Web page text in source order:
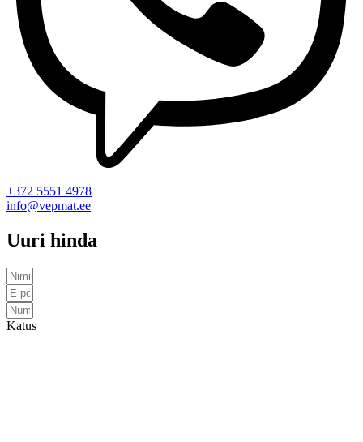
+372 5551 4978
info@vepmat.ee
Uuri hinda
Katus